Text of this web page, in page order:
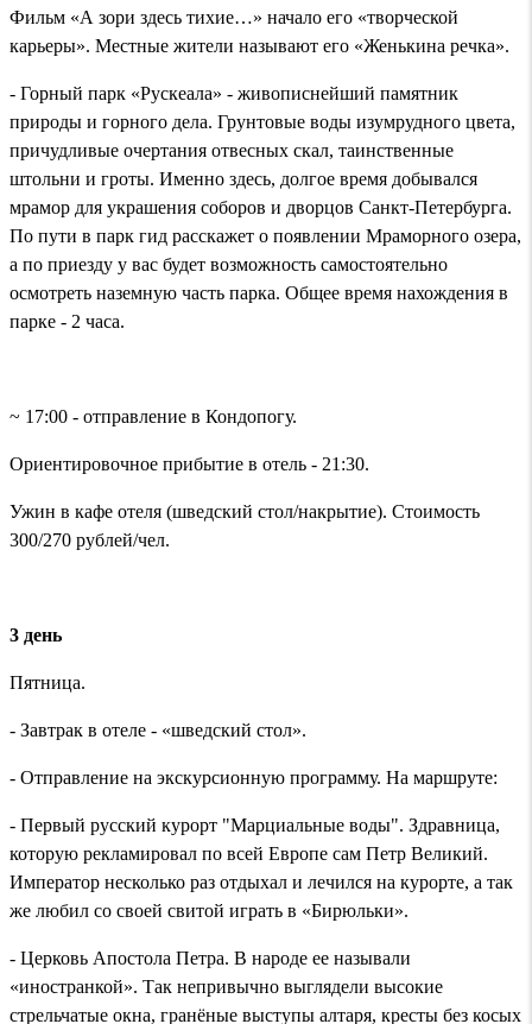
Фильм «А зори здесь тихие…» начало его «творческой
карьеры». Местные жители называют его «Женькина речка».
- Горный парк «Рускеала» - живописнейший памятник
природы и горного дела. Грунтовые воды изумрудного цвета,
причудливые очертания отвесных скал, таинственные
штольни и гроты. Именно здесь, долгое время добывался
мрамор для украшения соборов и дворцов Санкт-Петербурга.
По пути в парк гид расскажет о появлении Мраморного озера,
а по приезду у вас будет возможность самостоятельно
осмотреть наземную часть парка. Общее время нахождения в
парке - 2 часа.
~ 17:00 - отправление в Кондопогу.
Ориентировочное прибытие в отель - 21:30.
Ужин в кафе отеля (шведский стол/накрытие). Стоимость
300/270 рублей/чел.
3 день
Пятница.
- Завтрак в отеле - «шведский стол».
- Отправление на экскурсионную программу. На маршруте:
- Первый русский курорт "Марциальные воды". Здравница,
которую рекламировал по всей Европе сам Петр Великий.
Император несколько раз отдыхал и лечился на курорте, а так
же любил со своей свитой играть в «Бирюльки».
- Церковь Апостола Петра. В народе ее называли
«иностранкой». Так непривычно выглядели высокие
стрельчатые окна, гранёные выступы алтаря, кресты без косых